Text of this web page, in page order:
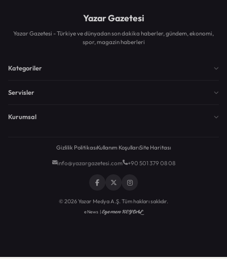
Yazar Gazetesi
Yazar Gazetesi - Türkiye ve dünyadan son dakika haberler, gündem, ekonomi,
spor, magazin haberleri
Kategoriler
Servisler
Kurumsal
Gizlilik PolitikasıKullanım KoşullarıSite Haritası
info@yazargazetesi.com +90 501 379 08 08
© 2026 Yazar Medya A.Ş. Tüm hakları saklıdır.
eNews |Egemen KEYDAL